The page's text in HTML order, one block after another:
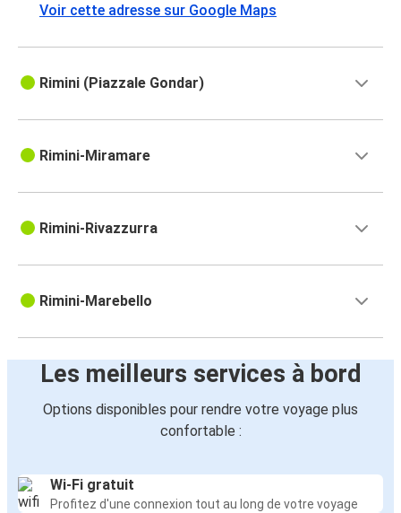
Voir cette adresse sur Google Maps
Rimini (Piazzale Gondar)
Rimini-Miramare
Rimini-Rivazzurra
Rimini-Marebello
Les meilleurs services à bord
Options disponibles pour rendre votre voyage plus
confortable :
Wi-Fi gratuit
Profitez d'une connexion tout au long de votre voyage